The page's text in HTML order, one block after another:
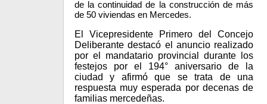
de la continuidad de la construcción de más
de 50 viviendas en Mercedes.
El Vicepresidente Primero del Concejo
Deliberante destacó el anuncio realizado
por el mandatario provincial durante los
festejos por el 194° aniversario de la
ciudad y afirmó que se trata de una
respuesta muy esperada por decenas de
familias mercedeñas.